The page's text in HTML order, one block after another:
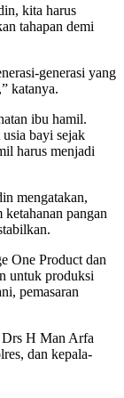
kita harus
tahapan demi
generasi yang
katanya.
ibu hamil.
bayi sejak
harus menjadi
mengatakan,
pangan
One Product dan
untuk produksi
pemasaran
H Man Arfa
dan kepala-